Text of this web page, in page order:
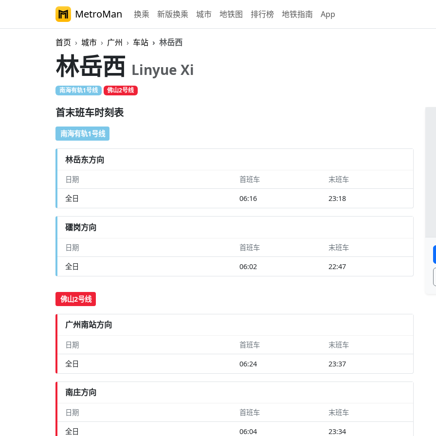
MetroMan 换乘 新版换乘 城市 地铁图 排行榜 地铁指南 App
首页 城市 广州 车站 林岳西
林岳西 Linyue Xi
南海有轨1号线 佛山2号线
首末班车时刻表
南海有轨1号线
林岳东方向
日期 首班车 末班车
全日 06:16 23:18
礌岗方向
日期 首班车 末班车
全日 06:02 22:47
佛山2号线
广州南站方向
日期 首班车 末班车
全日 06:24 23:37
南庄方向
日期 首班车 末班车
全日 06:04 23:34